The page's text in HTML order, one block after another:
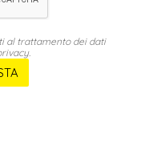
al trattamento dei dati